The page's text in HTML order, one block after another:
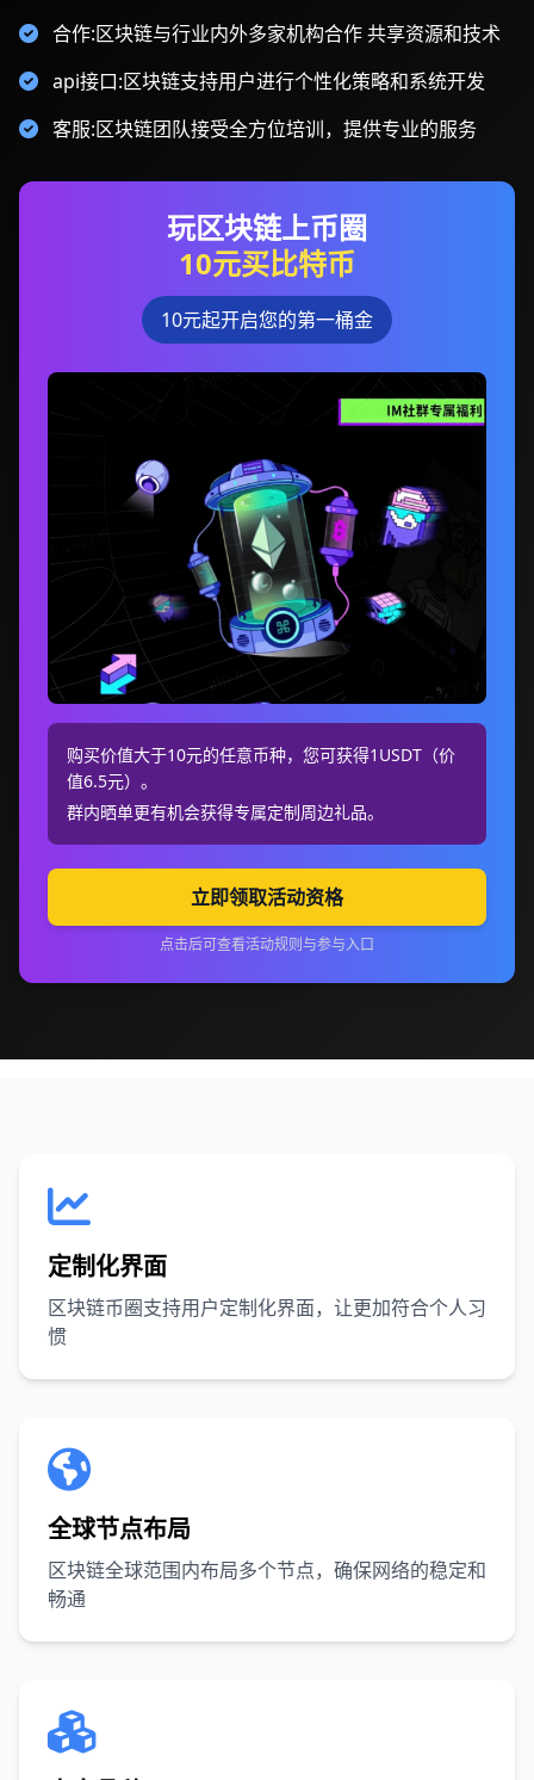
合作:区块链与行业内外多家机构合作 共享资源和技术
api接口:区块链支持用户进行个性化策略和系统开发
客服:区块链团队接受全方位培训，提供专业的服务
玩区块链上币圈
10元买比特币
10元起开启您的第一桶金
购买价值大于10元的任意币种，您可获得1USDT（价
值6.5元）。
群内晒单更有机会获得专属定制周边礼品。
立即领取活动资格
点击后可查看活动规则与参与入口
定制化界面
区块链币圈支持用户定制化界面，让更加符合个人习
惯
全球节点布局
区块链全球范围内布局多个节点，确保网络的稳定和
畅通